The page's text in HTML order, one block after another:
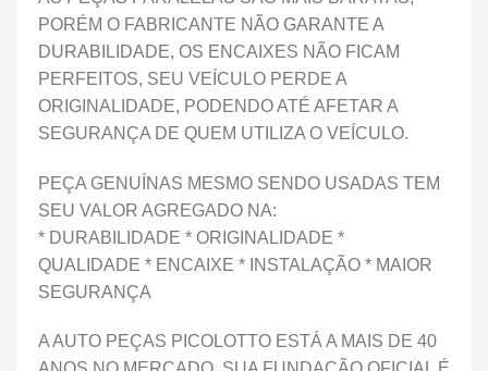
PORÉM O FABRICANTE NÃO GARANTE A
DURABILIDADE, OS ENCAIXES NÃO FICAM
PERFEITOS, SEU VEÍCULO PERDE A
ORIGINALIDADE, PODENDO ATÉ AFETAR A
SEGURANÇA DE QUEM UTILIZA O VEÍCULO.
PEÇA GENUÍNAS MESMO SENDO USADAS TEM
SEU VALOR AGREGADO NA:
* DURABILIDADE * ORIGINALIDADE *
QUALIDADE * ENCAIXE * INSTALAÇÃO * MAIOR
SEGURANÇA
A AUTO PEÇAS PICOLOTTO ESTÁ A MAIS DE 40